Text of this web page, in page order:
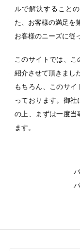
ルで解決すること
た、お客様の満足を
お客様のニーズに従
このサイトでは、
紹介させて頂きまし
もちろん、このサ
っております。御
の上、まずは一度当
ます。